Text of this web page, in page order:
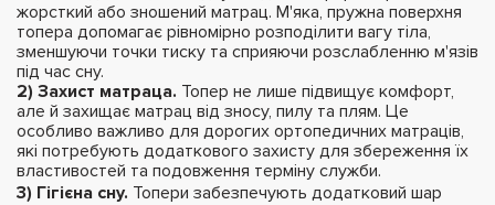
жорсткий або зношений матрац. М'яка, пружна поверхня
топера допомагає рівномірно розподілити вагу тіла,
зменшуючи точки тиску та сприяючи розслабленню м'язів
під час сну.
2) Захист матраца. Топер не лише підвищує комфорт,
але й захищає матрац від зносу, пилу та плям. Це
особливо важливо для дорогих ортопедичних матраців,
які потребують додаткового захисту для збереження їх
властивостей та подовження терміну служби.
3) Гігієна сну. Топери забезпечують додатковий шар